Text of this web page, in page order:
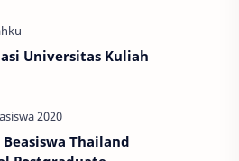
Universitas Kuliah
Thailand